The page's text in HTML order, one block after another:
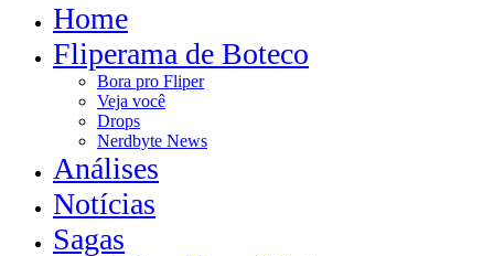
Home
Fliperama de Boteco
Bora pro Fliper
Veja você
Drops
Nerdbyte News
Análises
Notícias
Sagas